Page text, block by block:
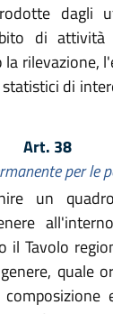
dagli
di
rilevazione,
di
Art. 38
per le
un
il Tavolo
quale